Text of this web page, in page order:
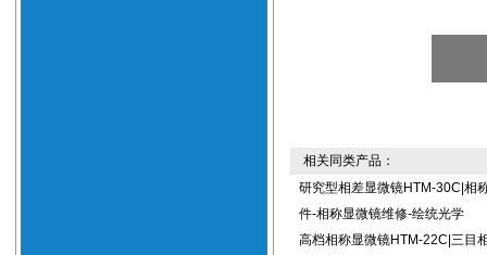
相关同类产品：
研究型相差显微镜HTM-30C|相
件-相称显微镜维修-绘统光学
高档相称显微镜HTM-22C|三目